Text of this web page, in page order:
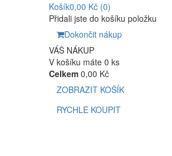
Košík0,00 Kč (0)
Přidali jste do košíku položku
Dokončit nákup
VÁŠ NÁKUP
V košíku máte 0 ks
Celkem 0,00 Kč
ZOBRAZIT KOŠÍK
RYCHLE KOUPIT